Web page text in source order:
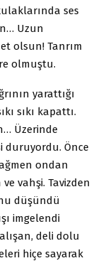
ses
Uzun
olsun! Tanrım
olmuştu.
yarattığı
sıkı kapattı.
Üzerinde
duruyordu. Önce
ondan
vahşi. Tavizden
düşündü
imgelendi
deli dolu
hiçe sayarak